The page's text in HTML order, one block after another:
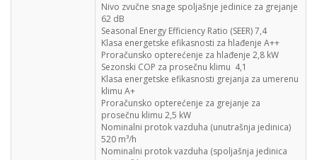
Nivo zvučne snage spoljašnje jedinice za grejanje
62 dB
Seasonal Energy Efficiency Ratio (SEER) 7,4
Klasa energetske efikasnosti za hlađenje A++
Proračunsko opterećenje za hlađenje 2,8 kW
Sezonski COP za prosečnu klimu 4,1
Klasa energetske efikasnosti grejanja za umerenu
klimu A+
Proračunsko opterećenje za grejanje za
prosečnu klimu 2,5 kW
Nominalni protok vazduha (unutrašnja jedinica)
520 m³/h
Nominalni protok vazduha (spoljašnja jedinica